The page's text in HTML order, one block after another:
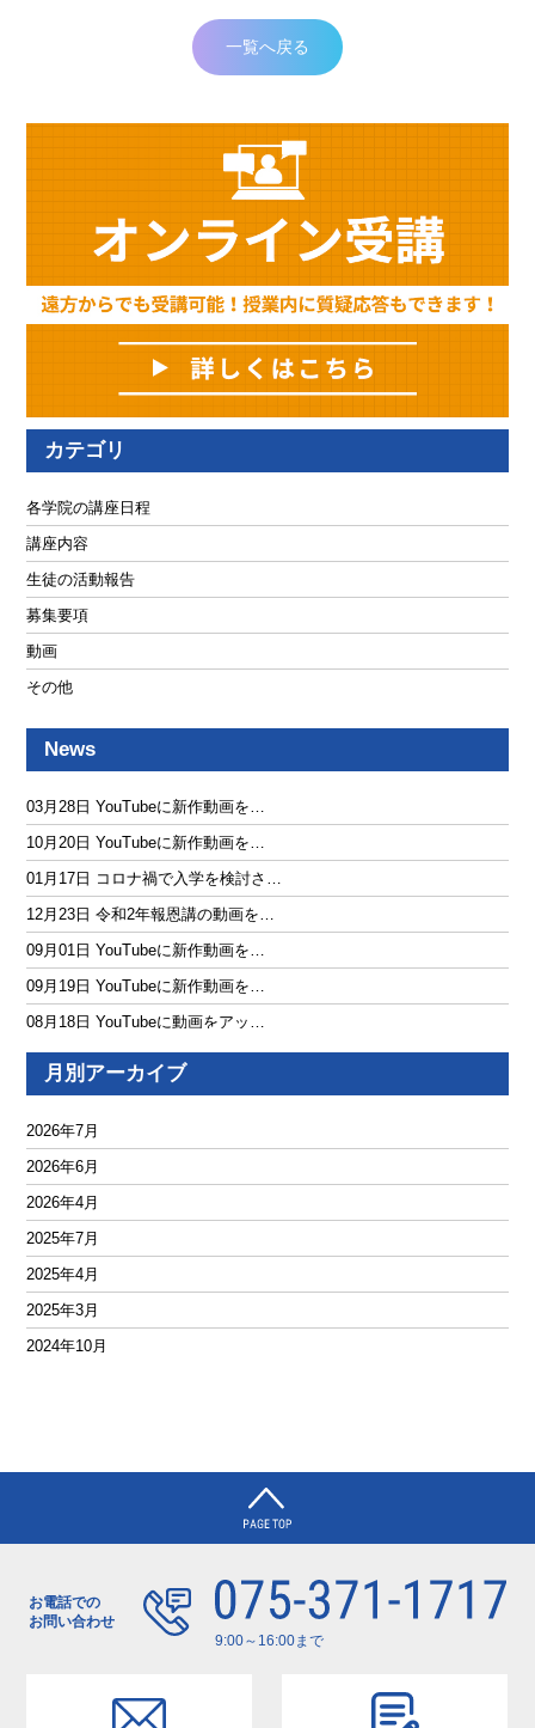
一覧へ戻る
カテゴリ
各学院の講座日程
講座内容
生徒の活動報告
募集要項
動画
その他
News
03月28日 YouTubeに新作動画を…
10月20日 YouTubeに新作動画を…
01月17日 コロナ禍で入学を検討さ…
12月23日 令和2年報恩講の動画を…
09月01日 YouTubeに新作動画を…
09月19日 YouTubeに新作動画を…
08月18日 YouTubeに動画をアッ…
月別アーカイブ
2026年7月
2026年6月
2026年4月
2025年7月
2025年4月
2025年3月
2024年10月
2023年6月
2023年5月
お電話での
お問い合わせ
9:00～16:00まで